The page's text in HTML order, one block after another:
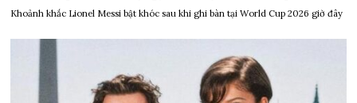
Khoảnh khắc Lionel Messi bật khóc sau khi ghi bàn tại World Cup 2026 giờ đây